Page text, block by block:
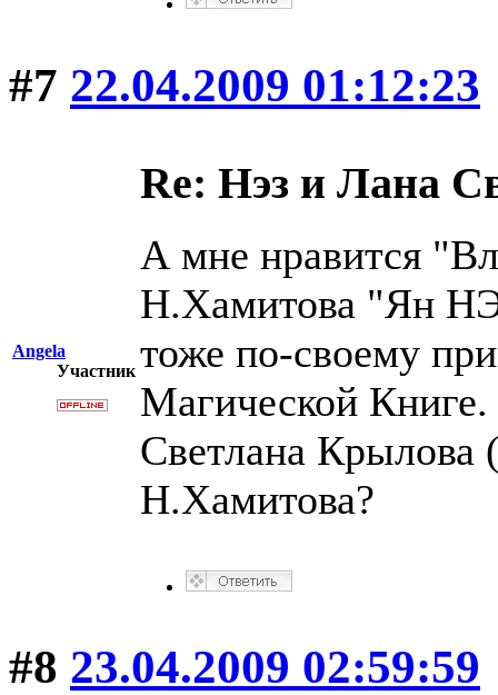
#7 22.04.2009 01:12:23
Angela
Участник
Re: Нэз и Лана
А мне нравится
Н.Хамитова "Ян
тоже по-своему
Магической Книге.
Светлана Крылова
Н.Хамитова?
#8 23.04.2009 02:59:59